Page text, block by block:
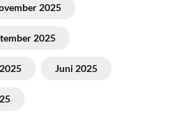
2025
2025
Juni 2025